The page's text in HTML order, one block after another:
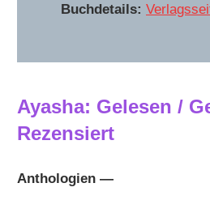
Buchdetails:
Ayasha: Gelesen /
Rezensiert
Anthologien —